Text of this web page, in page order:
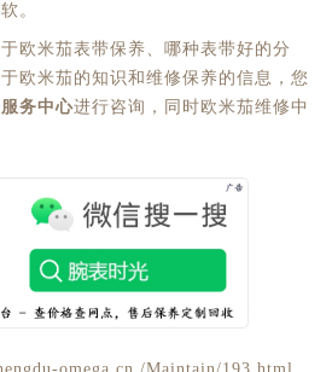
。
米茄表带保养、哪种表带好的分
欧米茄的知识和维修保养的信息，您
务中心进行咨询，同时欧米茄维修中